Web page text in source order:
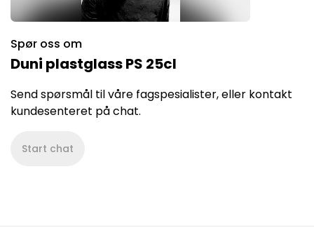
Spør oss om
Duni plastglass PS 25cl
Send spørsmål til våre fagspesialister, eller kontakt
kundesenteret på chat.
Start chat